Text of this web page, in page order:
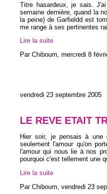
Titre hasardeux, je sais.
semaine dernière, quand la
la peine) de Garfieldd est
me range à ses pertinentes
Lire la suite
Par Chiboum, mercredi 8
vendredi 23 septembre 2005
LE REVE ETAIT
Hier soir, je pensais à une
seulement l'amour qu'on
l'amour qui nous lie à nos
pourquoi c'est tellement une
Lire la suite
Par Chiboum, vendredi 23